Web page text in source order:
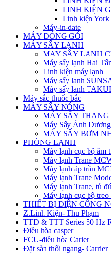
LINH KIỆN
Linh kiện York
Máy-in-date
MÁY ĐÓNG GÓI
MÁY SẤY LẠNH
MAY SÂY LANH
Máy sấy lạnh Hai Tấn
Linh kiện máy lạnh
Máy sấy lạnh
Máy sấy lanh
Máy sắc thuốc bắc
MÁY SẤY NÓNG
MÁY SẤY THĂNG
Máy Sấy Ánh Dương
MÁY SẤY BƠM
PHÒNG LẠNH
Máy lạnh cục bộ âm
Máy lạnh Trane
Máy lạnh áp trần
Máy lạnh Trane
Máy lạnh Trane, tủ
Máy lạnh cục bộ
THIẾT BỊ ĐIỆN CÔNG
Z.Linh Kiện- Thu Phạm
TTD & TTT Series 50 Hz
Điều hòa casper
FCU-điều hòa Carier
Đặt sàn thổi ngang- Carrier